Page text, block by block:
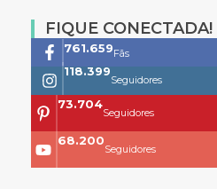
FIQUE CONECTADA!
761.659Fãs
118.399
Seguidores
73.704
Seguidores
68.200
Seguidores